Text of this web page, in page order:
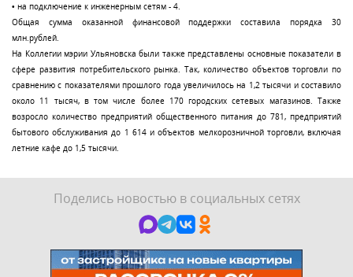
• на подключение к инженерным сетям - 4.
Общая сумма оказанной финансовой поддержки составила порядка 30
млн.рублей.
На Коллегии мэрии Ульяновска были также представлены основные показатели в
сфере развития потребительского рынка. Так, количество объектов торговли по
сравнению с показателями прошлого года увеличилось на 1,2 тысячи и составило
около 11 тысяч, в том числе более 170 городских сетевых магазинов. Также
возросло количество предприятий общественного питания до 781, предприятий
бытового обслуживания до 1 614 и объектов мелкорозничной торговли, включая
летние кафе до 1,5 тысячи.
Поделись новостью в социальных сетях